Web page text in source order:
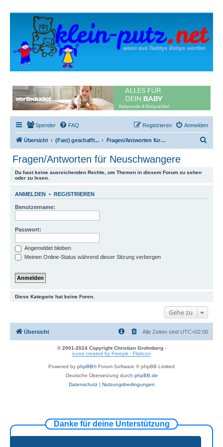
Spender FAQ Anmelden
Registrieren
Übersicht (Fast) geschafft... Fragen/Antworten für Neuschwangere
Fragen/Antworten für Neuschwangere
Du hast keine ausreichenden Rechte, um Themen in diesem Forum zu sehen
oder zu lesen.
ANMELDEN • REGISTRIEREN
Benutzername:
Passwort:
Angemeldet bleiben
Meinen Online-Status während dieser Sitzung verbergen
Diese Kategorie hat keine Foren.
Gehe zu
Übersicht Alle Zeiten sind UTC+02:00
© 2001-2024 Copyright Christian Grohnberg-
icons created by Freepik - Flaticon
Powered by phpBB® Forum Software © phpBB Limited
Deutsche Übersetzung durch phpBB.de
Datenschutz| Nutzungsbedingungen
Danke für deine Unterstützung